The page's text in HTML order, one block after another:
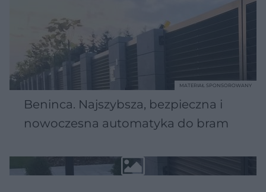
Beninca. Najszybsza, bezpieczna i
nowoczesna automatyka do bram
MATERIAŁ SPONSOROWANY